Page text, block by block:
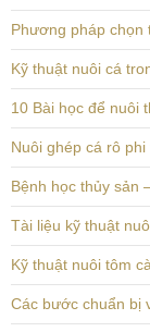
Phương pháp chọn
Kỹ thuật nuôi cá
10 Bài học để nuôi
Nuôi ghép cá rô
Bệnh học thủy sản
Tài liệu kỹ thuật
Kỹ thuật nuôi tôm
Các bước chuẩn bị